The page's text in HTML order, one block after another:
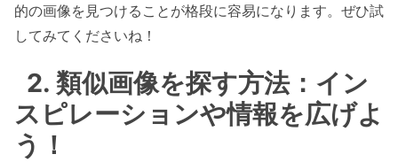
的の画像を見つけることが格段に容易になります。ぜひ試
してみてくださいね！
2. 類似画像を探す方法：イン
スピレーションや情報を広げよ
う！